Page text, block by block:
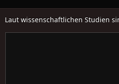
Laut wissenschaftlichen Studien